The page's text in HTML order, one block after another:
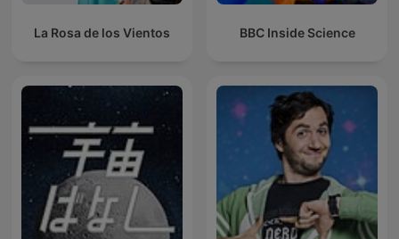
La Rosa de los Vientos BBC Inside Science